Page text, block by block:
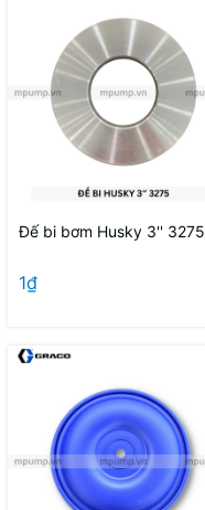
Đế bi bơm Husky 3'' 3275
1₫